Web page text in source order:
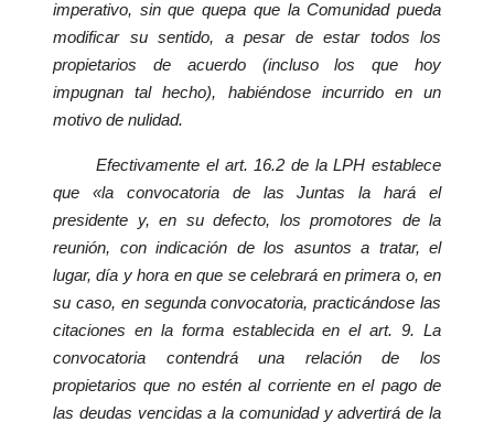
imperativo, sin que quepa que la Comunidad pueda
modificar su sentido, a pesar de estar todos los
propietarios de acuerdo (incluso los que hoy
impugnan tal hecho), habiéndose incurrido en un
motivo de nulidad.
Efectivamente el art. 16.2 de la LPH establece
que «la convocatoria de las Juntas la hará el
presidente y, en su defecto, los promotores de la
reunión, con indicación de los asuntos a tratar, el
lugar, día y hora en que se celebrará en primera o, en
su caso, en segunda convocatoria, practicándose las
citaciones en la forma establecida en el art. 9. La
convocatoria contendrá una relación de los
propietarios que no estén al corriente en el pago de
las deudas vencidas a la comunidad y advertirá de la